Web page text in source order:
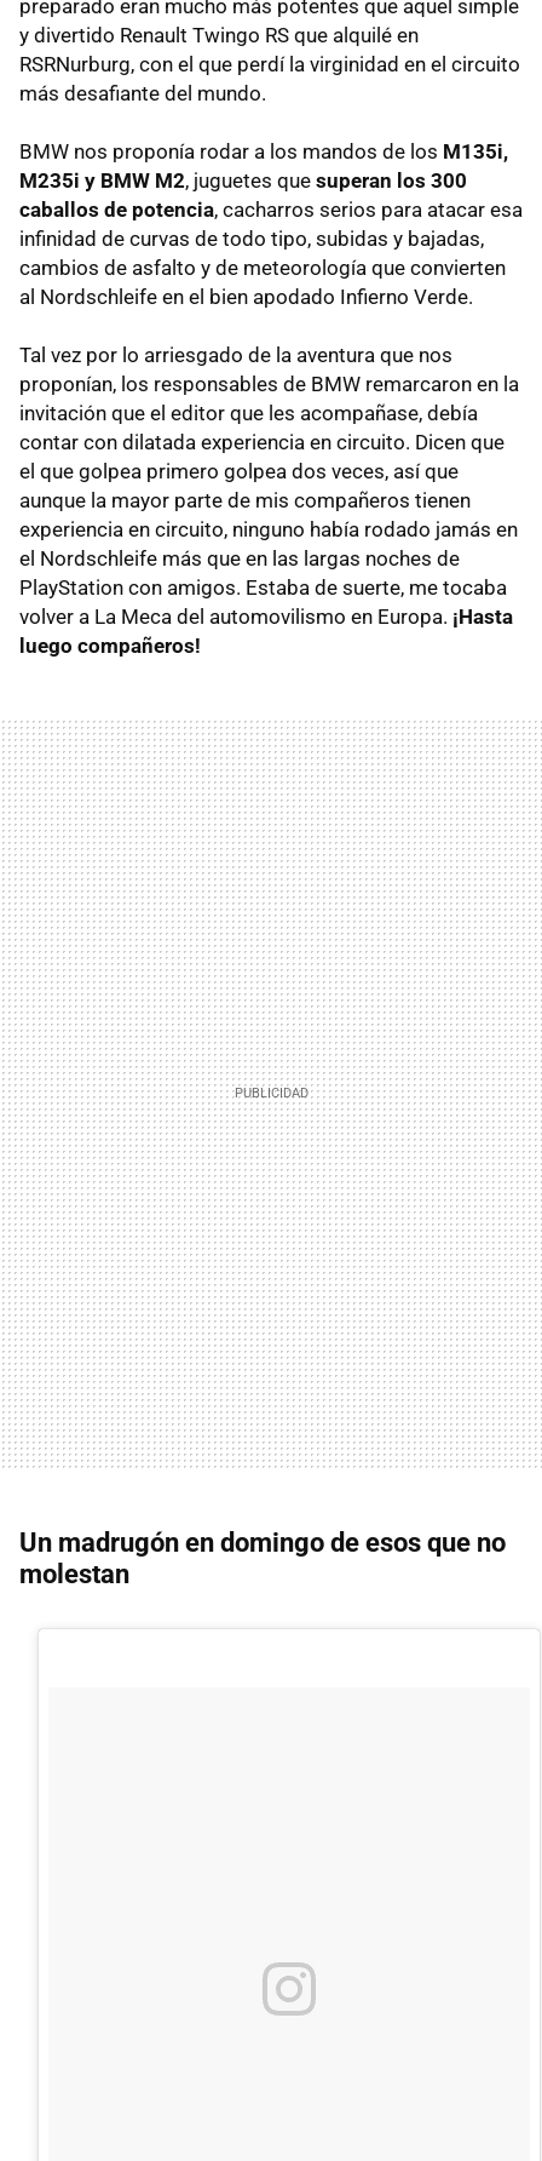
preparado eran mucho más potentes que aquel simple
y divertido Renault Twingo RS que alquilé en
RSRNurburg, con el que perdí la virginidad en el circuito
más desafiante del mundo.
BMW nos proponía rodar a los mandos de los M135i,
M235i y BMW M2, juguetes que superan los 300
caballos de potencia, cacharros serios para atacar esa
infinidad de curvas de todo tipo, subidas y bajadas,
cambios de asfalto y de meteorología que convierten
al Nordschleife en el bien apodado Infierno Verde.
Tal vez por lo arriesgado de la aventura que nos
proponían, los responsables de BMW remarcaron en la
invitación que el editor que les acompañase, debía
contar con dilatada experiencia en circuito. Dicen que
el que golpea primero golpea dos veces, así que
aunque la mayor parte de mis compañeros tienen
experiencia en circuito, ninguno había rodado jamás en
el Nordschleife más que en las largas noches de
PlayStation con amigos. Estaba de suerte, me tocaba
volver a La Meca del automovilismo en Europa. ¡Hasta
luego compañeros!
Un madrugón en domingo de esos que no
molestan